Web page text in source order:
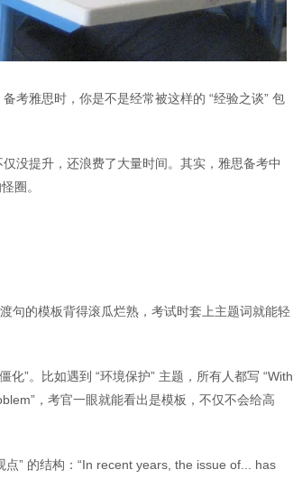
考雅思时，你是不是经常被这样的 “经验之谈” 包
没提升，还浪费了大量时间。其实，雅思备考中
圈。
句的模板背得滚瓜烂熟，考试时套上主题词就能轻
化”。比如遇到 “环境保护” 主题，所有人都写 “With
，考官一眼就能看出是模板，不仅不会给高
点” 的结构：“In recent years, the issue of... has